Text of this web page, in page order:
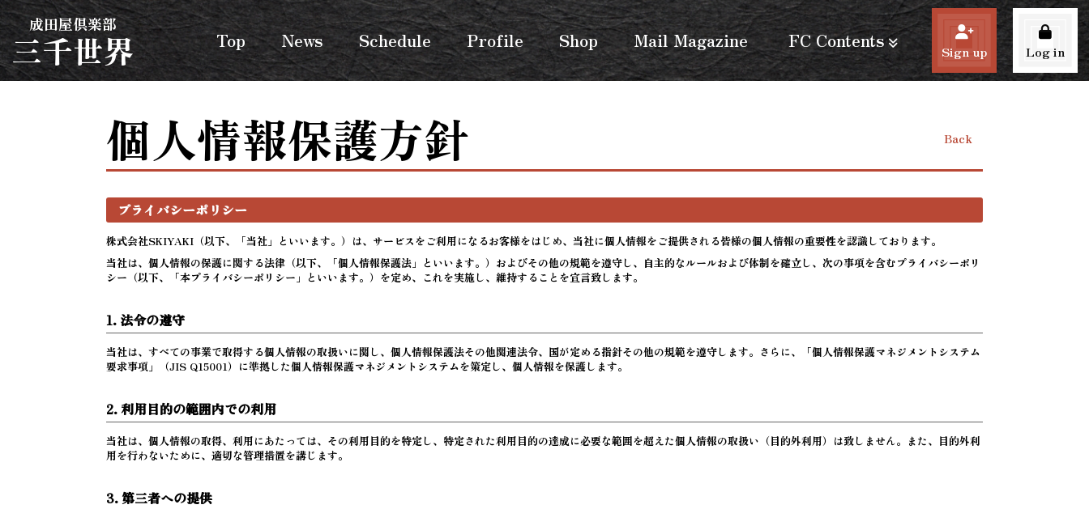
成田屋倶楽部
三千世界 Top News Schedule Profile Shop Mail Magazine FC Contents Sign up Log in
個人情報保護方針 Back
プライバシーポリシー
株式会社SKIYAKI（以下、「当社」といいます。）は、サービスをご利用になるお客様をはじめ、当社に個人情報をご提供される皆様の個人情報の重要性を認識しております。
当社は、個人情報の保護に関する法律（以下、「個人情報保護法」といいます。）およびその他の規範を遵守し、自主的なルールおよび体制を確立し、次の事項を含むプライバシーポリ
シー（以下、「本プライバシーポリシー」といいます。）を定め、これを実施し、維持することを宣言致します。
1. 法令の遵守
当社は、すべての事業で取得する個人情報の取扱いに関し、個人情報保護法その他関連法令、国が定める指針その他の規範を遵守します。さらに、「個人情報保護マネジメントシステム
要求事項」（JIS Q15001）に準拠した個人情報保護マネジメントシステムを策定し、個人情報を保護します。
2. 利用目的の範囲内での利用
当社は、個人情報の取得、利用にあたっては、その利用目的を特定し、特定された利用目的の達成に必要な範囲を超えた個人情報の取扱い（目的外利用）は致しません。また、目的外利
用を行わないために、適切な管理措置を講じます。
3. 第三者への提供